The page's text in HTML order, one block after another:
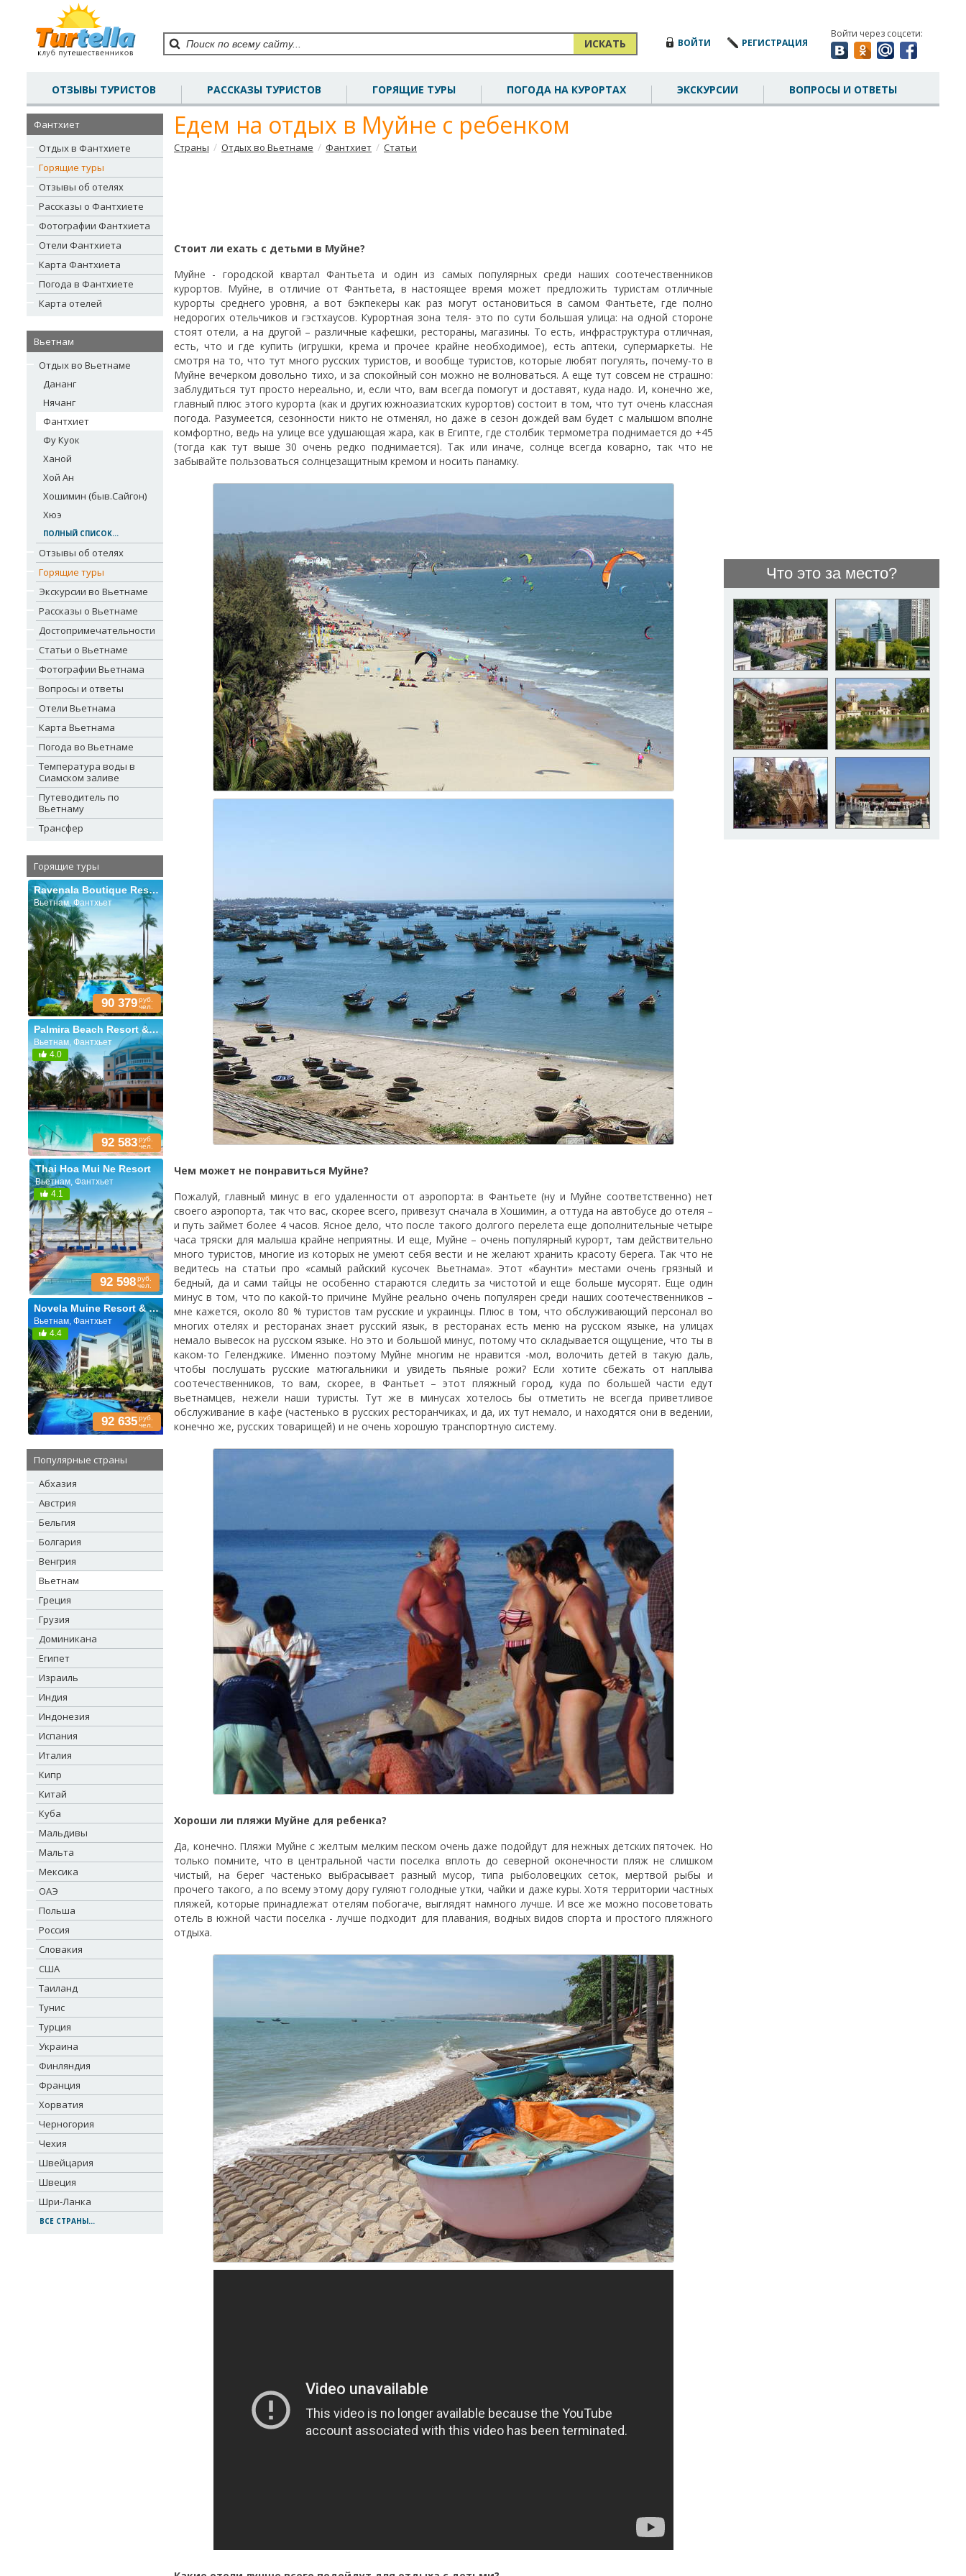
ИСКАТЬ ВОЙТИ РЕГИСТРАЦИЯ
Войти через соцсети:
ОТЗЫВЫ ТУРИСТОВ РАССКАЗЫ ТУРИСТОВ ГОРЯЩИЕ ТУРЫ ПОГОДА НА КУРОРТАХ ЭКСКУРСИИ ВОПРОСЫ И ОТВЕТЫ
Фантхиет
Отдых в Фантхиете
Горящие туры
Отзывы об отелях
Рассказы о Фантхиете
Фотографии Фантхиета
Отели Фантхиета
Карта Фантхиета
Погода в Фантхиете
Карта отелей
Вьетнам
Отдых во Вьетнаме
Дананг
Нячанг
Фантхиет
Фу Куок
Ханой
Хой Ан
Хошимин (быв.Сайгон)
Хюэ
ПОЛНЫЙ СПИСОК...
Отзывы об отелях
Горящие туры
Экскурсии во Вьетнаме
Рассказы о Вьетнаме
Достопримечательности
Статьи о Вьетнаме
Фотографии Вьетнама
Вопросы и ответы
Отели Вьетнама
Карта Вьетнама
Погода во Вьетнаме
Температура воды в
Сиамском заливе
Путеводитель по
Вьетнаму
Трансфер
Горящие туры
Ravenala Boutique Resort
Вьетнам, Фантхьет
90 379руб.
чел.
Palmira Beach Resort & Spa
Вьетнам, Фантхьет
4.0
92 583руб.
чел.
Thai Hoa Mui Ne Resort
Вьетнам, Фантхьет
4.1
92 598руб.
чел.
Novela Muine Resort & Spa
Вьетнам, Фантхьет
4.4
92 635руб.
чел.
Популярные страны
Абхазия
Австрия
Бельгия
Болгария
Венгрия
Вьетнам
Греция
Грузия
Доминикана
Египет
Израиль
Индия
Индонезия
Испания
Италия
Кипр
Китай
Куба
Мальдивы
Мальта
Мексика
ОАЭ
Польша
Россия
Словакия
США
Таиланд
Тунис
Турция
Украина
Финляндия
Франция
Хорватия
Черногория
Чехия
Швейцария
Швеция
Шри-Ланка
ВСЕ СТРАНЫ...
Едем на отдых в Муйне с ребенком
Страны / Отдых во Вьетнаме / Фантхиет / Статьи
Стоит ли ехать с детьми в Муйне?
Муйне - городской квартал Фантьета и один из самых популярных среди наших соотечественников
курортов. Муйне, в отличие от Фантьета, в настоящее время может предложить туристам отличные
курорты среднего уровня, а вот бэкпекеры как раз могут остановиться в самом Фантьете, где полно
недорогих отельчиков и гэстхаусов. Курортная зона теля- это по сути большая улица: на одной стороне
стоят отели, а на другой – различные кафешки, рестораны, магазины. То есть, инфраструктура отличная,
есть, что и где купить (игрушки, крема и прочее крайне необходимое), есть аптеки, супермаркеты. Не
смотря на то, что тут много русских туристов, и вообще туристов, которые любят погулять, почему-то в
Муйне вечерком довольно тихо, и за спокойный сон можно не волноваться. А еще тут совсем не страшно:
заблудиться тут просто нереально, и, если что, вам всегда помогут и доставят, куда надо. И, конечно же,
главный плюс этого курорта (как и других южноазиатских курортов) состоит в том, что тут очень классная
погода. Разумеется, сезонности никто не отменял, но даже в сезон дождей вам будет с малышом вполне
комфортно, ведь на улице все удушающая жара, как в Египте, где столбик термометра поднимается до +45
(тогда как тут выше 30 очень редко поднимается). Так или иначе, солнце всегда коварно, так что не
забывайте пользоваться солнцезащитным кремом и носить панамку.
Чем может не понравиться Муйне?
Пожалуй, главный минус в его удаленности от аэропорта: в Фантьете (ну и Муйне соответственно) нет
своего аэропорта, так что вас, скорее всего, привезут сначала в Хошимин, а оттуда на автобусе до отеля –
и путь займет более 4 часов. Ясное дело, что после такого долгого перелета еще дополнительные четыре
часа тряски для малыша крайне неприятны. И еще, Муйне – очень популярный курорт, там действительно
много туристов, многие из которых не умеют себя вести и не желают хранить красоту берега. Так что не
ведитесь на статьи про «самый райский кусочек Вьетнама». Этот «баунти» местами очень грязный и
бедный, да и сами тайцы не особенно стараются следить за чистотой и еще больше мусорят. Еще один
минус в том, что по какой-то причине Муйне реально очень популярен среди наших соотечественников –
мне кажется, около 80 % туристов там русские и украинцы. Плюс в том, что обслуживающий персонал во
многих отелях и ресторанах знает русский язык, в ресторанах есть меню на русском языке, на улицах
немало вывесок на русском языке. Но это и большой минус, потому что складывается ощущение, что ты в
каком-то Геленджике. Именно поэтому Муйне многим не нравится -мол, волочить детей в такую даль,
чтобы послушать русские матюгальники и увидеть пьяные рожи? Если хотите сбежать от наплыва
соотечественников, то вам, скорее, в Фантьет – этот пляжный город, куда по большей части едут
вьетнамцев, нежели наши туристы. Тут же в минусах хотелось бы отметить не всегда приветливое
обслуживание в кафе (частенько в русских ресторанчиках, и да, их тут немало, и находятся они в ведении,
конечно же, русских товарищей) и не очень хорошую транспортную систему.
Хороши ли пляжи Муйне для ребенка?
Да, конечно. Пляжи Муйне с желтым мелким песком очень даже подойдут для нежных детских пяточек. Но
только помните, что в центральной части поселка вплоть до северной оконечности пляж не слишком
чистый, на берег частенько выбрасывает разный мусор, типа рыболовецких сеток, мертвой рыбы и
прочего такого, а по всему этому дору гуляют голодные утки, чайки и даже куры. Хотя территории частных
пляжей, которые принадлежат отелям побогаче, выглядят намного лучше. И все же можно посоветовать
отель в южной части поселка - лучше подходит для плавания, водных видов спорта и простого пляжного
отдыха.
Что это за место?